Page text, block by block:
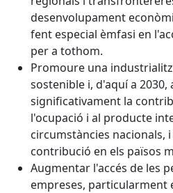
desenvolupament
fent especial èmfasi en
per a tothom.
Promoure una
sostenible i, d'aquí a
significativament la
l'ocupació i al producte
circumstàncies nacionals,
contribució en els països
Augmentar l'accés de les
empreses, particularment